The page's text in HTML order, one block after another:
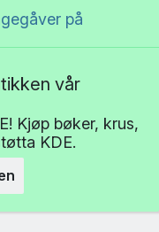
på
vår
Kjøp bøker, krus,
KDE.